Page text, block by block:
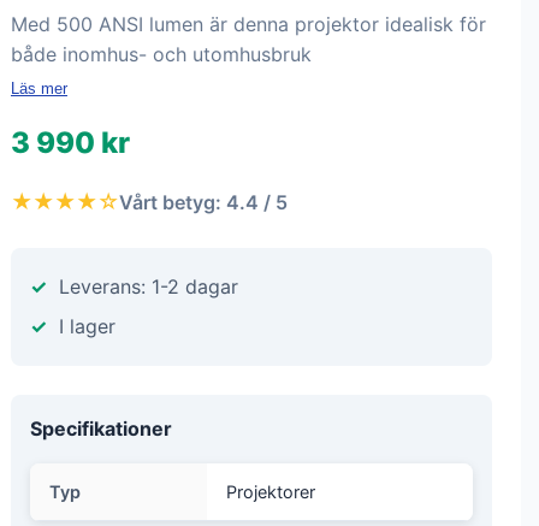
Med 500 ANSI lumen är denna projektor idealisk för
både inomhus- och utomhusbruk
Läs mer
3 990 kr
★★★★☆Vårt betyg: 4.4 / 5
Leverans: 1-2 dagar
I lager
Specifikationer
Typ Projektorer